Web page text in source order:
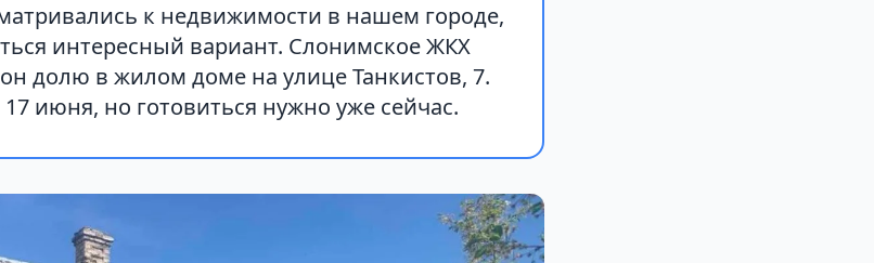
к недвижимости в нашем городе,
интересный вариант. Слонимское ЖКХ
долю в жилом доме на улице Танкистов, 7.
июня, но готовиться нужно уже сейчас.